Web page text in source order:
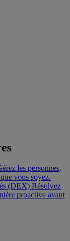
les personnes,
vous soyez.
(DEX) Résolvez
proactive avant